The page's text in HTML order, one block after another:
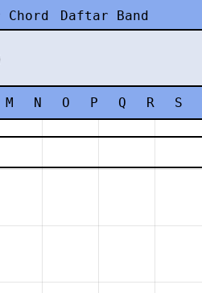
Daftar Band
M N O P Q R S